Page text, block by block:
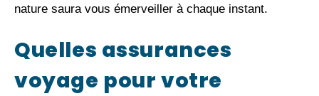
nature saura vous émerveiller à chaque instant.
Quelles assurances
voyage pour votre